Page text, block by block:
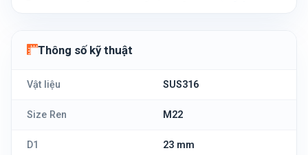
Thông số kỹ thuật
Vật liệu SUS316
Size Ren M22
D1 23 mm